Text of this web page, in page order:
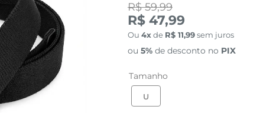
R$ 59,99
R$ 47,99
Ou 4 de R$ 11,99sem juros
ou 5% de desconto no PIX
Tamanho
U